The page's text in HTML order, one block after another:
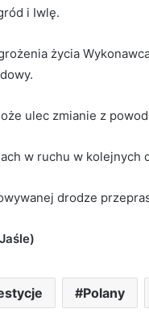
i Iwlę.
życia
ulec zmianie z
w ruchu w kolejnych
drodze
Polany